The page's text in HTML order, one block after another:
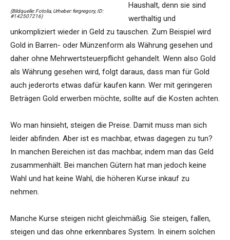
(Bildquelle: Fotolia, Urheber: fergregory, ID:
#142507216)
Haushalt, denn sie sind
werthaltig und
unkompliziert wieder in Geld zu tauschen. Zum Beispiel wird
Gold in Barren- oder Münzenform als Währung gesehen und
daher ohne Mehrwertsteuerpflicht gehandelt. Wenn also Gold
als Währung gesehen wird, folgt daraus, dass man für Gold
auch jederorts etwas dafür kaufen kann. Wer mit geringeren
Beträgen Gold erwerben möchte, sollte auf die Kosten achten.
Wo man hinsieht, steigen die Preise. Damit muss man sich
leider abfinden. Aber ist es machbar, etwas dagegen zu tun?
In manchen Bereichen ist das machbar, indem man das Geld
zusammenhält. Bei manchen Gütern hat man jedoch keine
Wahl und hat keine Wahl, die höheren Kurse inkauf zu
nehmen.
Manche Kurse steigen nicht gleichmäßig. Sie steigen, fallen,
steigen und das ohne erkennbares System. In einem solchen